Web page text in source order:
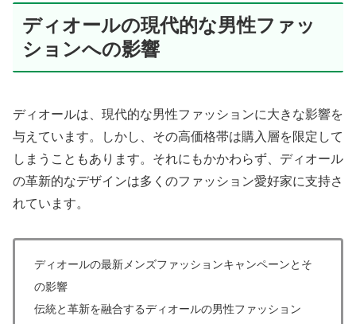
ディオールの現代的な男性ファッ
ションへの影響
ディオールは、現代的な男性ファッションに大きな影響を
与えています。しかし、その高価格帯は購入層を限定して
しまうこともあります。それにもかかわらず、ディオール
の革新的なデザインは多くのファッション愛好家に支持さ
れています。
ディオールの最新メンズファッションキャンペーンとそ
の影響
伝統と革新を融合するディオールの男性ファッション